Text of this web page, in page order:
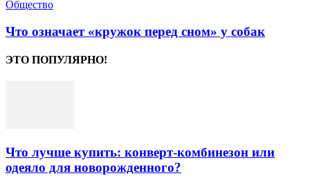
Общество
Что означает «кружок перед сном» у собак
ЭТО ПОПУЛЯРНО!
Что лучше купить: конверт-комбинезон или
одеяло для новорожденного?